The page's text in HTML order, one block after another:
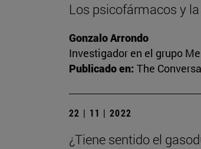
Los psicofármacos y
Gonzalo Arrondo
Investigador en el grupo
Publicado en: The
22 | 11 | 2022
¿Tiene sentido el